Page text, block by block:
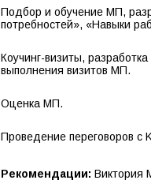
Подбор и обучение МП,
потребностей», «Навыки
Коучинг-визиты,
выполнения визитов МП.
Оценка МП.
Проведение переговоров с
Рекомендации: Виктория